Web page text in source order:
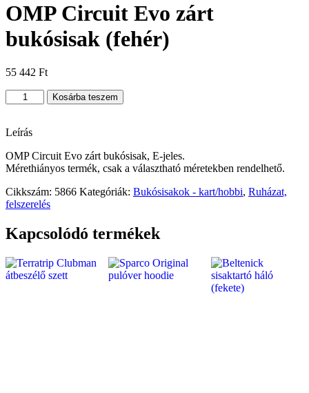
OMP Circuit Evo zárt
bukósisak (fehér)
55 442 Ft
OMP
Circuit
zárt
(fehér)
mennyiség
Kosárba teszem
Leírás
OMP Circuit Evo zárt bukósisak, E-jeles.
Mérethiányos termék, csak a választható méretekben rendelhető.
Cikkszám: 5866 Kategóriák: Bukósisakok - kart/hobbi, Ruházat,
felszerelés
Kapcsolódó termékek